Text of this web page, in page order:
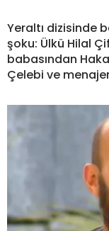
Yeraltı dizisinde
şoku: Ülkü Hilal
babasından
Çelebi ve